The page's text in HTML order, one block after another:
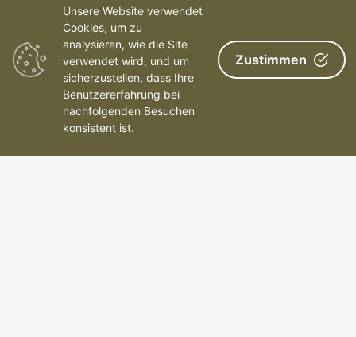
Content Monitoring
Websitecheck
Webseite überwachen
Website monitoring
Unsere Website verwendet
Cookies, um zu
analysieren, wie die Site
verwendet wird, und um
sicherzustellen, dass Ihre
Benutzererfahrung bei
nachfolgenden Besuchen
konsistent ist.
Zustimmen